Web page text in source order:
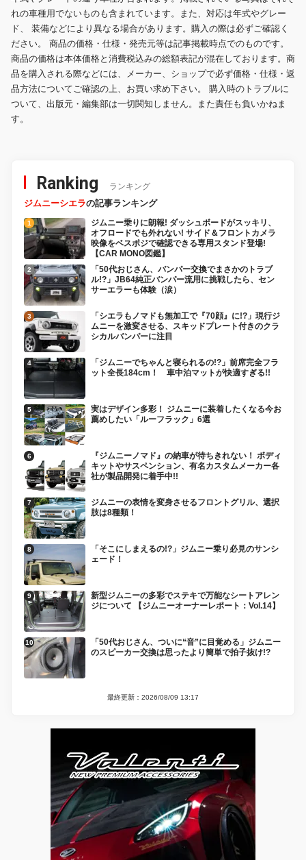
れの車種用でないものも含まれています。また、対応は年式やグレー
ド、 装備などにより異なる場合があります。購入の際は必ずご確認く
ださい。 商品の価格・仕様・発売元等は記事掲載時点でのものです。
商品の価格は本体価格と消費税込みの総額表記が混在しております。商
品を購入される際などには、メーカー、ショップで必ず価格・仕様・返
品方法についてご確認の上、お買い求め下さい。 購入時のトラブルに
ついて、出版元・編集部は一切関知しません。また責任も負いかねま
す。
Ranking ランキング
ジムニーシエラの記事ランキング
ジムニー乗りに朗報! ダッシュボードがスッキリ、
オフロードでも外れない! サイド＆フロントカメラ
映像をベスポジで確認できる専用スタンド登場!
【CAR MONO図鑑】
「50代おじさん、バンパー交換でまさかのトラブ
ル!?」JB64純正バンパー流用に挑戦したら、セン
サーエラーも体験（涙）
「シエラもノマドも無加工で『70顔』に!?」現行ジ
ムニーを激変させる、スキッドプレート付きのクラ
シカルバンパーに注目
「ジムニーでちゃんと寝られるの!?」前席完全フラ
ット全長184cm！ 車中泊マットが快適すぎる!!
実はデザイン多彩！ ジムニーに装着したくなる今お
薦めしたい「ルーフラック」6選
『ジムニーノマド』の納車が待ちきれない！ ボディ
キットやサスペンション、有名カスタムメーカー各
社が製品開発に着手中!!
ジムニーの表情を変身させるフロントグリル、選択
肢は8種類！
「そこにしまえるの!?」ジムニー乗り必見のサンシ
ェード！
新型ジムニーの多彩でステキで万能なシートアレン
ジについて 【ジムニーオーナーレポート：Vol.14】
「50代おじさん、ついに“音”に目覚める」ジムニー
のスピーカー交換は思ったより簡単で拍子抜け!?
最終更新：2026/08/09 13:17